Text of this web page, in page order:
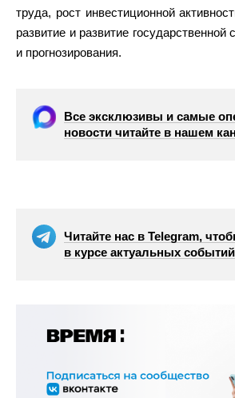
труда, рост инвестиционной
развитие и развитие государственной
и прогнозирования.
Все эксклюзивы и самые
новости читайте в нашем
Читайте нас в Telegram,
в курсе актуальных событий